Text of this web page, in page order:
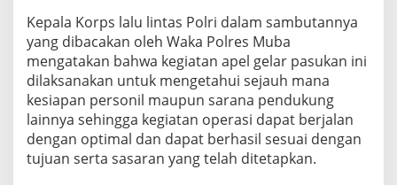
n
Kepala Korps lalu lintas Polri dalam sambutannya
yang dibacakan oleh Waka Polres Muba
mengatakan bahwa kegiatan apel gelar pasukan ini
dilaksanakan untuk mengetahui sejauh mana
kesiapan personil maupun sarana pendukung
lainnya sehingga kegiatan operasi dapat berjalan
dengan optimal dan dapat berhasil sesuai dengan
tujuan serta sasaran yang telah ditetapkan.